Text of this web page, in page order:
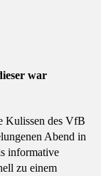
war
Kulissen des VfB
Abend in
informative
zu einem